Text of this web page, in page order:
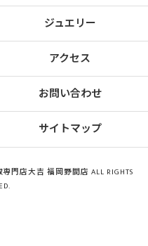
ジュエリー
アクセス
お問い合わせ
サイトマップ
門店大吉 福岡野間店 ALL RIGHTS